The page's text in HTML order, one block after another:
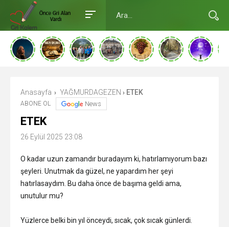
Anasayfa › YAĞMURDAGEZEN › ETEK
ABONE OL News
ETEK
26 Eylül 2025 23:08
O kadar uzun zamandır buradayım ki, hatırlamıyorum bazı
şeyleri. Unutmak da güzel, ne yapardım her şeyi
hatırlasaydım. Bu daha önce de başıma geldi ama,
unutulur mu?
Yüzlerce belki bin yıl önceydi, sıcak, çok sıcak günlerdi.